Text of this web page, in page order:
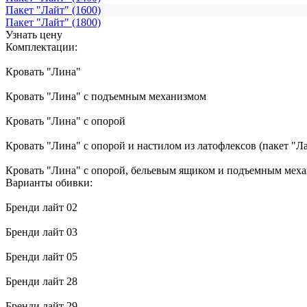
Пакет "Лайт" (1600)
Пакет "Лайт" (1800)
Узнать цену
Комплектации:
Кровать "Лина"
Кровать "Лина" с подъемным механизмом
Кровать "Лина" с опорой
Кровать "Лина" с опорой и настилом из латофлексов (пакет
Кровать "Лина" с опорой, бельевым ящиком и подъемным
Варианты обивки:
Бренди лайт 02
Бренди лайт 03
Бренди лайт 05
Бренди лайт 28